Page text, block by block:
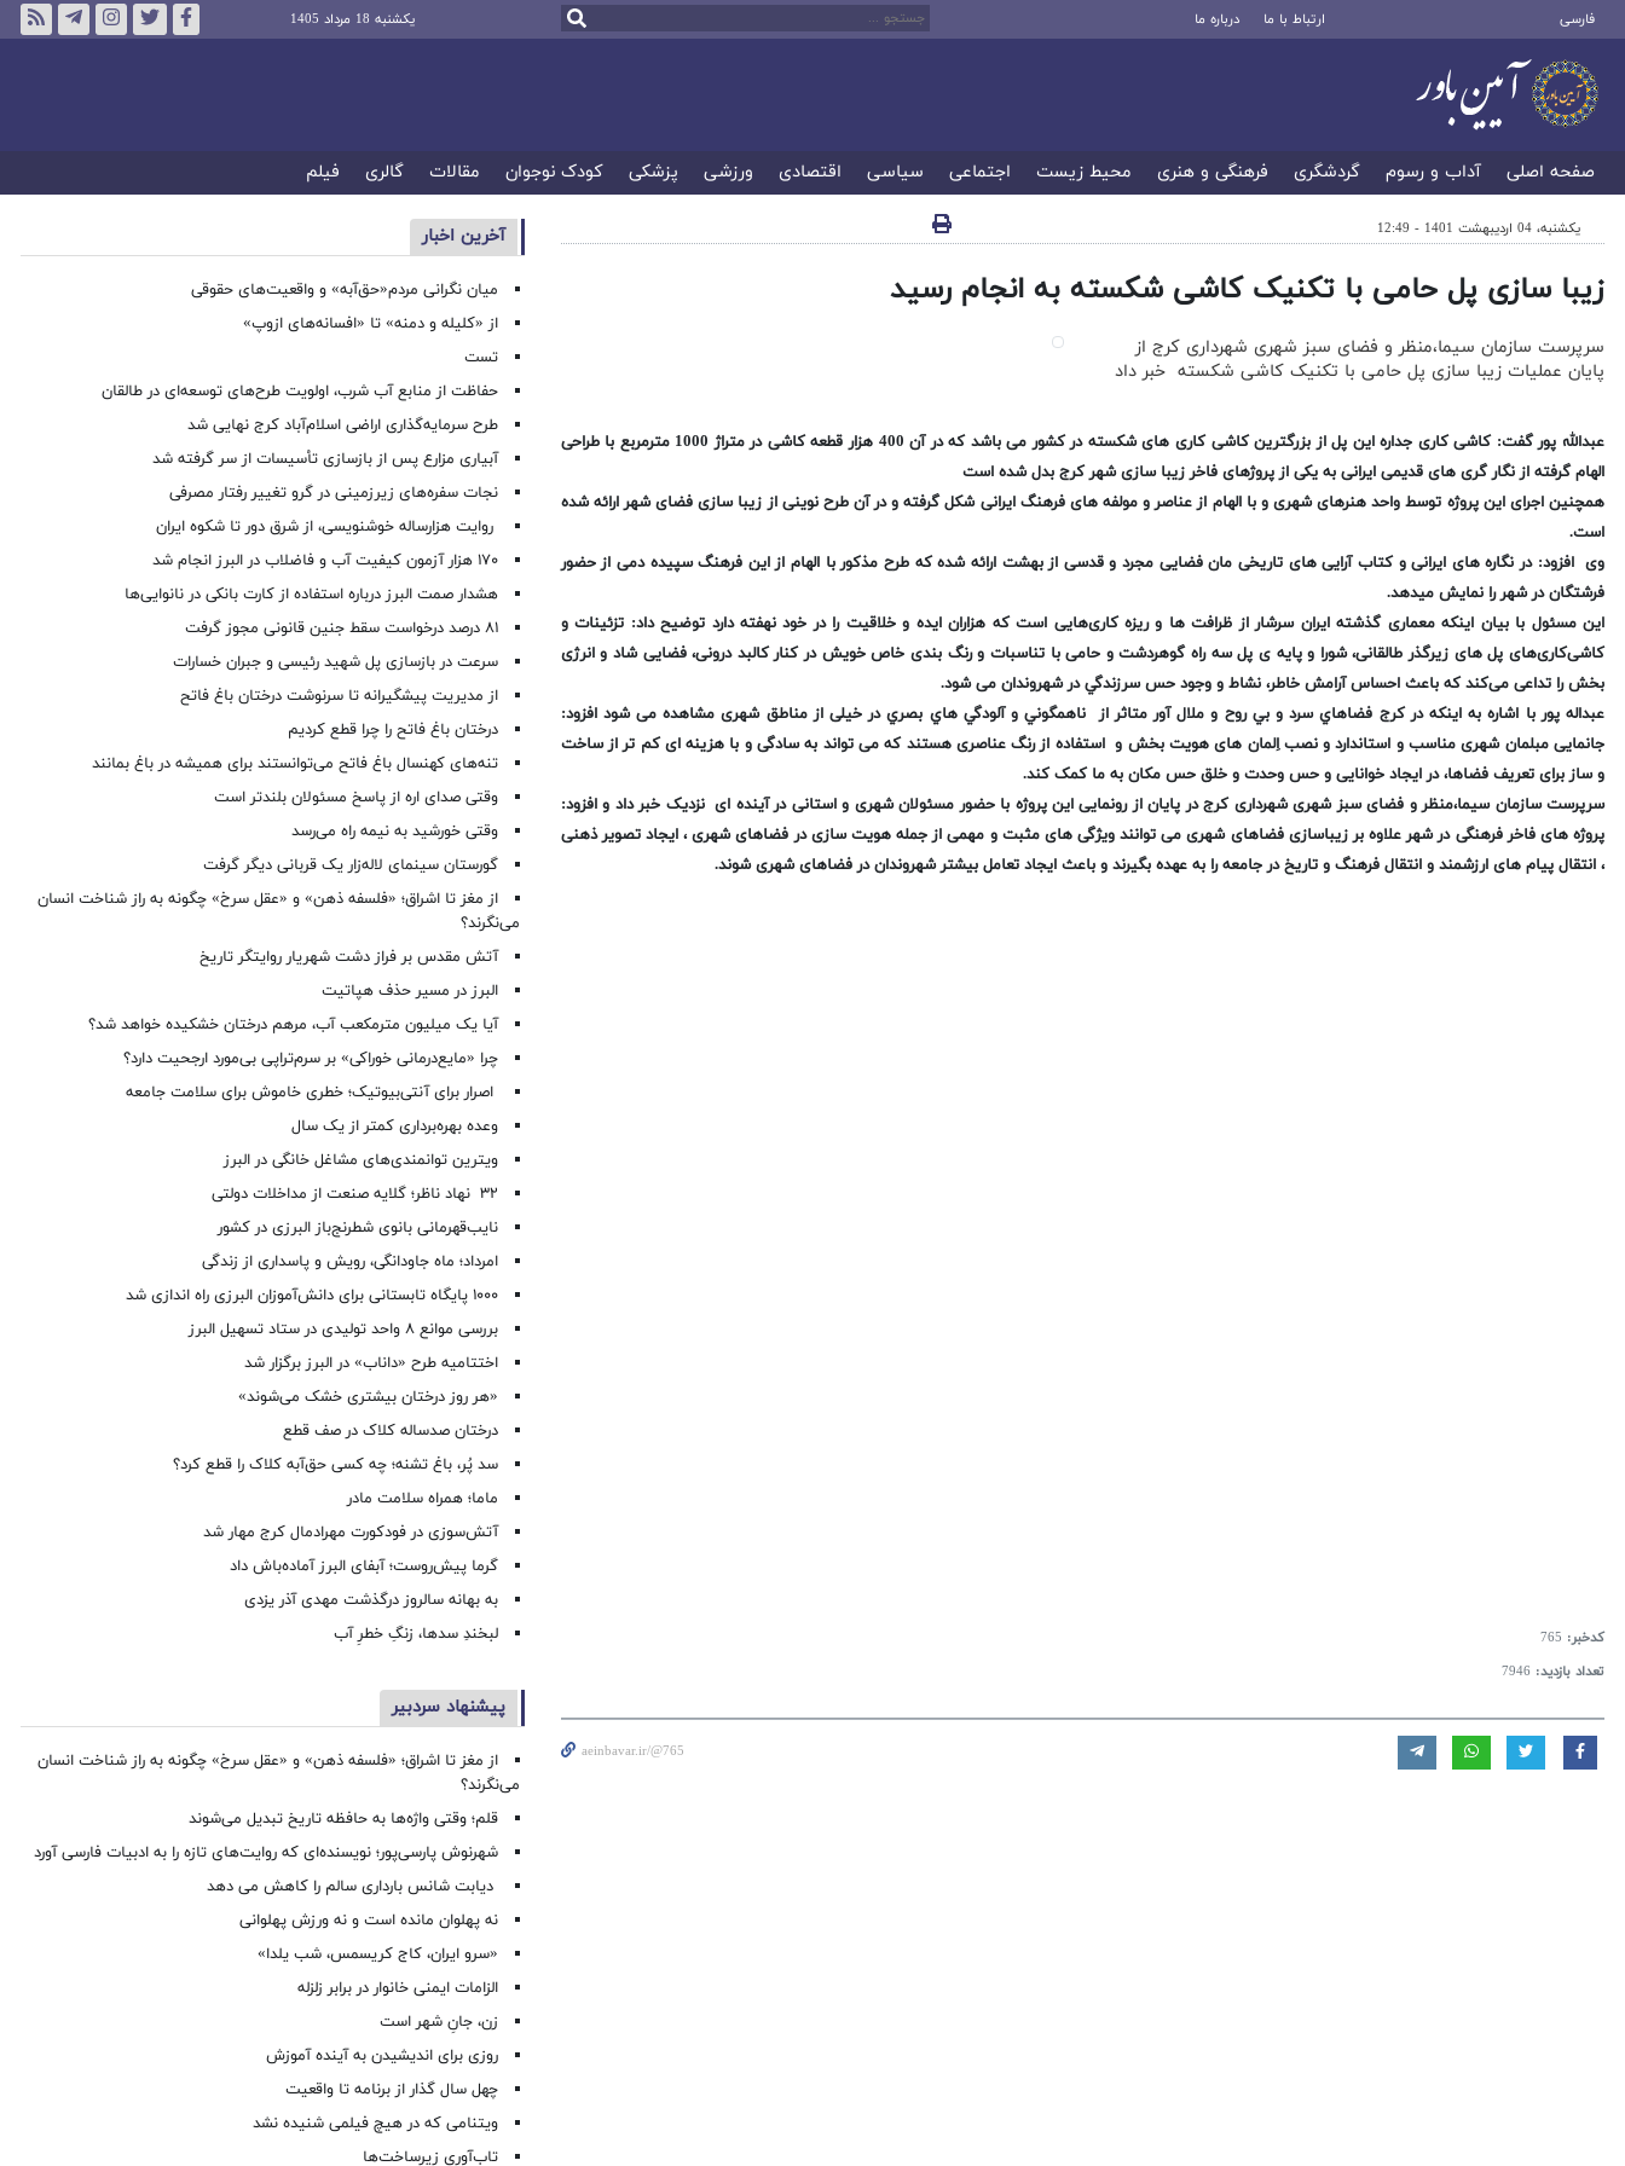
فارسی ارتباط با ما درباره ما یکشنبه 18 مرداد 1405
صفحه اصلی آداب و رسوم گردشگری فرهنگی و هنری محیط زیست اجتماعی سیاسی اقتصادی ورزشی پزشکی کودک نوجوان مقالات گالری فیلم
یکشنبه، 04 اردیبهشت 1401 - 12:49
زیبا سازی پل حامی با تکنیک کاشی شکسته به انجام رسید
سرپرست سازمان سیما،منظر و فضای سبز شهری شهرداری کرج از
پایان عملیات زیبا سازی پل حامی با تکنیک کاشی شکسته خبر داد
عبدالله پور گفت: کاشی کاری جداره این پل از بزرگترین کاشی کاری های شکسته در کشور می باشد که در آن 400 هزار قطعه کاشی در متراژ 1000 مترمربع با طراحی
الهام گرفته از نگار گری های قدیمی ایرانی به یکی از پروژهای فاخر زیبا سازی شهر کرج بدل شده است
همچنین اجرای این پروژه توسط واحد هنرهای شهری و با الهام از عناصر و مولفه های فرهنگ ایرانی شکل گرفته و در آن طرح نوینی از زیبا سازی فضای شهر ارائه شده
است.
وی افزود: در نگاره های ایرانی و کتاب آرایی های تاریخی مان فضایی مجرد و قدسی از بهشت ارائه شده که طرح مذکور با الهام از این فرهنگ سپیده دمی از حضور
فرشتگان در شهر را نمایش میدهد.
این مسئول با بیان اینکه معماری گذشته ایران سرشار از ظرافت ها و ریزه کاری‌هایی است که هزاران ایده و خلاقیت را در خود نهفته دارد توضیح داد: تزئینات و
کاشی‌کاری‌های پل های زیرگذر طالقانی، شورا و پایه ی پل سه راه گوهردشت و حامی با تناسبات و رنگ بندی خاص خویش در کنار کالبد درونی، فضایی شاد و انرژی
بخش را تداعی می‌کند که باعث احساس آرامش خاطر، نشاط و وجود حس سرزندگي در شهروندان می شود.
عبداله پور با اشاره به اینکه در کرج فضاهاي سرد و بي روح و ملال آور متاثر از ناهمگوني و آلودگي هاي بصري در خیلی از مناطق شهری مشاهده می شود افزود:
جانمایی مبلمان شهری مناسب و استاندارد و نصب اِلمان های هویت بخش و استفاده از رنگ عناصری هستند که می تواند به سادگی و با هزینه ای کم تر از ساخت
و ساز برای تعریف فضاها، در ایجاد خوانایی و حس وحدت و خلق حس مکان به ما کمک کند.
سرپرست سازمان سیما،منظر و فضای سبز شهری شهرداری کرج در پایان از رونمایی این پروژه با حضور مسئولان شهری و استانی در آینده ای نزدیک خبر داد و افزود:
پروژه های فاخر فرهنگی در شهر علاوه بر زیباسازی فضاهای شهری می توانند ویژگی های مثبت و مهمی از جمله هویت سازی در فضاهای شهری ، ایجاد تصویر ذهنی
، انتقال پیام های ارزشمند و انتقال فرهنگ و تاریخ در جامعه را به عهده بگیرند و باعث ایجاد تعامل بیشتر شهروندان در فضاهای شهری شوند.
کدخبر: 765
تعداد بازدید: 7946
aeinbavar.ir/@765
آخرین اخبار
میان نگرانی مردم«حق‌آبه» و واقعیت‌های حقوقی
از «کلیله و دمنه» تا «افسانه‌های ازوپ»
تست
حفاظت از منابع آب شرب، اولویت طرح‌های توسعه‌ای در طالقان
طرح سرمایه‌گذاری اراضی اسلام‌آباد کرج نهایی شد
آبیاری مزارع پس از بازسازی تأسیسات از سر گرفته شد
نجات سفره‌های زیرزمینی در گرو تغییر رفتار مصرفی
روایت هزارساله خوشنویسی، از شرق دور تا شکوه ایران
۱۷۰ هزار آزمون کیفیت آب و فاضلاب در البرز انجام شد
هشدار صمت البرز درباره استفاده از کارت بانکی در نانوایی‌ها
۸۱ درصد درخواست‌ سقط جنین قانونی مجوز گرفت
سرعت در بازسازی پل شهید رئیسی و جبران خسارات
از مدیریت پیشگیرانه تا سرنوشت درختان باغ فاتح
درختان باغ فاتح را چرا قطع کردیم
تنه‌های کهنسال باغ فاتح می‌توانستند برای همیشه در باغ بمانند
وقتی صدای اره از پاسخ مسئولان بلندتر است
وقتی خورشید به نیمه راه می‌رسد
گورستان سینمای لاله‌زار یک قربانی دیگر گرفت
از مغز تا اشراق؛ «فلسفه ذهن» و «عقل سرخ» چگونه به راز شناخت انسان
می‌نگرند؟
آتش مقدس بر فراز دشت شهریار روایتگر تاریخ
البرز در مسیر حذف هپاتیت
آیا یک میلیون مترمکعب آب، مرهم درختان خشکیده خواهد شد؟
چرا «مایع‌درمانی خوراکی» بر سرم‌تراپی بی‌مورد ارجحیت دارد؟
اصرار برای آنتی‌بیوتیک؛ خطری خاموش برای سلامت جامعه
وعده بهره‌برداری کمتر از یک سال
ویترین توانمندی‌های مشاغل خانگی در البرز
۳۲ نهاد ناظر؛ گلایه صنعت از مداخلات دولتی
نایب‌قهرمانی بانوی شطرنج‌باز البرزی در کشور
امرداد؛ ماه جاودانگی، رویش و پاسداری از زندگی
۱۰۰۰ پایگاه تابستانی برای دانش‌آموزان البرزی راه اندازی شد
بررسی موانع ۸ واحد تولیدی در ستاد تسهیل البرز
اختتامیه طرح «داناب» در البرز برگزار شد
«هر روز درختان بیشتری خشک می‌شوند»
درختان صدساله کلاک در صف قطع
سد پُر، باغ تشنه؛ چه کسی حق‌آبه کلاک را قطع کرد؟
ماما؛ همراه سلامت مادر
آتش‌سوزی در فودکورت مهرادمال کرج مهار شد
گرما پیش‌روست؛ آبفای البرز آماده‌باش داد
به بهانه سالروز درگذشت مهدی آذر یزدی
لبخندِ سدها، زنگِ خطرِ آب
پیشنهاد سردبیر
از مغز تا اشراق؛ «فلسفه ذهن» و «عقل سرخ» چگونه به راز شناخت انسان
می‌نگرند؟
قلم؛ وقتی واژه‌ها به حافظه تاریخ تبدیل می‌شوند
شهرنوش پارسی‌پور؛ نویسنده‌ای که روایت‌های تازه را به ادبیات فارسی آورد
دیابت شانس بارداری سالم را کاهش می دهد
نه پهلوان مانده است و نه ورزش پهلوانی
«سرو ایران، کاج کریسمس، شب یلدا»
الزامات ایمنی خانوار در برابر زلزله
زن، جانِ شهر است
روزی برای اندیشیدن به آینده آموزش
چهل سال گذار از برنامه تا واقعیت
ویتنامی که در هیچ فیلمی شنیده نشد
تاب‌آوری زیرساخت‌ها